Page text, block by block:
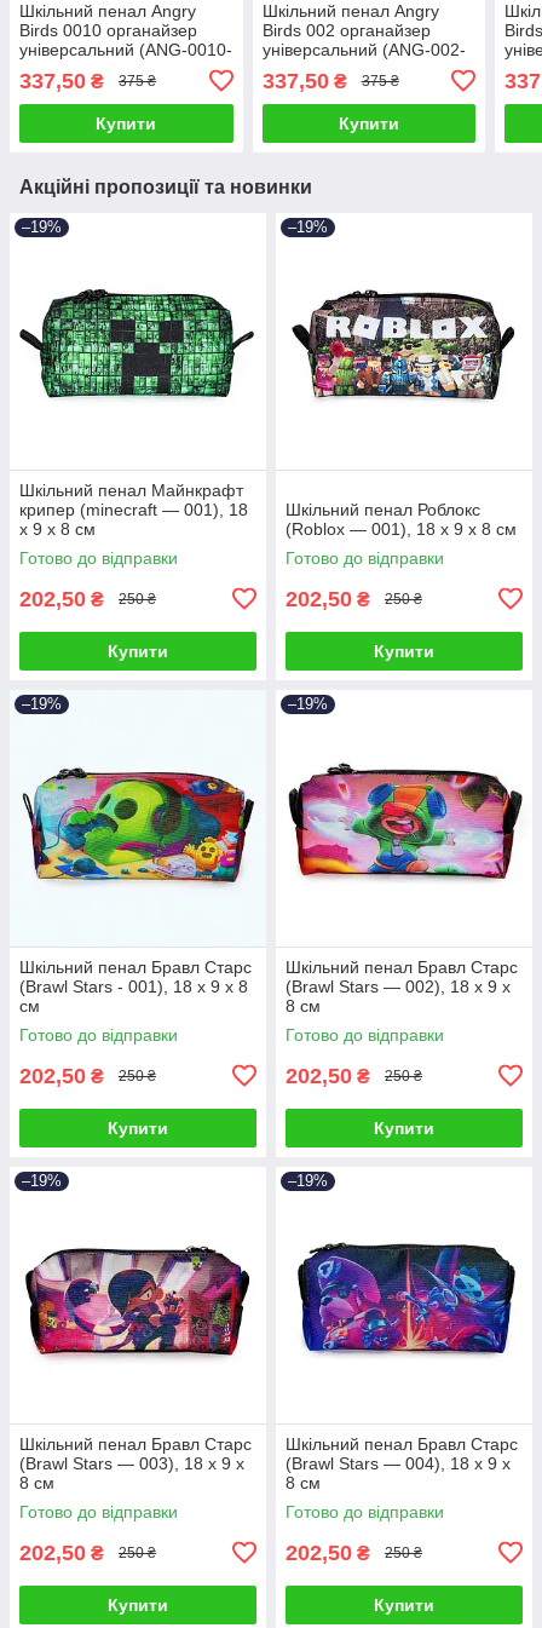
Шкільний пенал Angry
Birds 0010 органайзер
універсальний (ANG-0010-
337,50 ₴ 375 ₴
Купити
Шкільний пенал Angry
Birds 002 органайзер
універсальний (ANG-002-
337,50₴ 375 ₴
Купити
Акційні пропозиції та новинки
–19%
Шкільний пенал Майнкрафт
крипер (minecraft — 001), 18
х 9 х 8 см
Готово до відправки
202,50 ₴ 250 ₴
Купити
–19%
Шкільний пенал Роблокс
(Roblox — 001), 18 х 9 х 8 см
Готово до відправки
202,50 ₴ 250 ₴
Купити
–19%
Шкільний пенал Бравл Старс
(Brawl Stars - 001), 18 х 9 х 8
см
Готово до відправки
202,50 ₴ 250 ₴
Купити
–19%
Шкільний пенал Бравл Старс
(Brawl Stars — 002), 18 х 9 х
8 см
Готово до відправки
202,50 ₴ 250 ₴
Купити
–19%
Шкільний пенал Бравл Старс
(Brawl Stars — 003), 18 х 9 х
8 см
Готово до відправки
202,50 ₴ 250 ₴
Купити
–19%
Шкільний пенал Бравл Старс
(Brawl Stars — 004), 18 х 9 х
8 см
Готово до відправки
202,50 ₴ 250 ₴
Купити